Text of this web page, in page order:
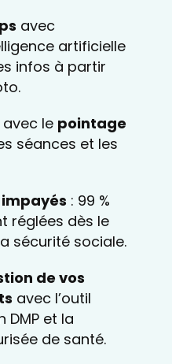
avec
artificielle
infos à partir
avec le pointage
séances et les
: 99 %
réglées dès le
sécurité sociale.
de vos
avec l’outil
DMP et la
de santé.